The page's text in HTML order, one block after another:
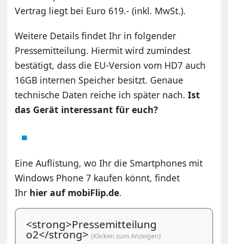
Vertrag liegt bei Euro 619.- (inkl. MwSt.).
Weitere Details findet Ihr in folgender
Pressemitteilung. Hiermit wird zumindest
bestätigt, dass die EU-Version vom HD7 auch
16GB internen Speicher besitzt. Genaue
technische Daten reiche ich später nach.Ist
das Gerät interessant für euch?
Eine Auflistung, wo Ihr die Smartphones mit
Windows Phone 7 kaufen könnt, findet
Ihr hier auf mobiFlip.de.
<strong>Pressemitteilung
o2</strong>(Klicken zum Anzeigen)